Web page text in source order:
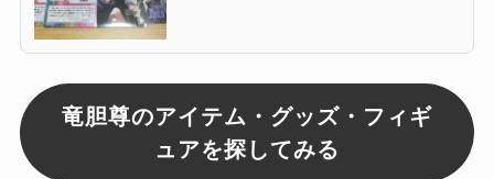
竜胆尊のアイテム・グッズ・フィギ
ュアを探してみる